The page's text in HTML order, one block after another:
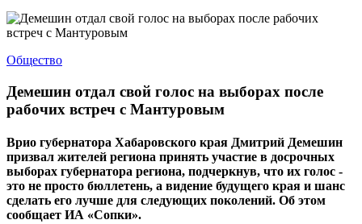
Общество
Демешин отдал свой голос на выборах после
рабочих встреч с Мантуровым
Врио губернатора Хабаровского края Дмитрий Демешин
призвал жителей региона принять участие в досрочных
выборах губернатора региона, подчеркнув, что их голос -
это не просто бюллетень, а видение будущего края и шанс
сделать его лучше для следующих поколений. Об этом
сообщает ИА «Сопки».